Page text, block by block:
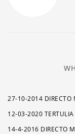
27-10-2014 DIRECTO
12-03-2020 TERTULIA
14-4-2016 DIRECTO